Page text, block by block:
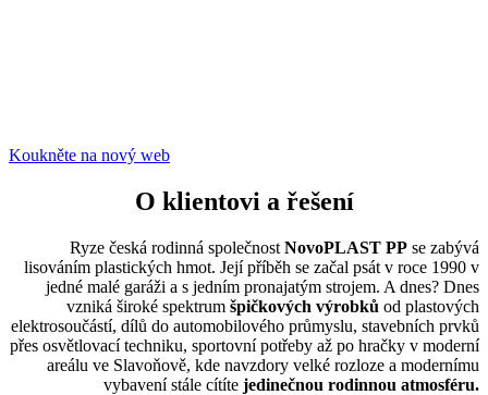
Koukněte na nový web
O klientovi a řešení
Ryze česká rodinná společnost NovoPLAST PP se zabývá
lisováním plastických hmot. Její příběh se začal psát v roce 1990 v
jedné malé garáži a s jedním pronajatým strojem. A dnes? Dnes
vzniká široké spektrum špičkových výrobků od plastových
elektrosoučástí, dílů do automobilového průmyslu, stavebních prvků
přes osvětlovací techniku, sportovní potřeby až po hračky v moderní
areálu ve Slavoňově, kde navzdory velké rozloze a modernímu
vybavení stále cítíte jedinečnou rodinnou atmosféru.